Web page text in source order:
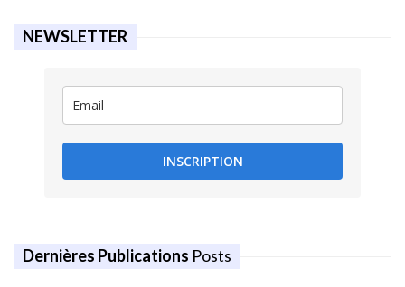
NEWSLETTER
INSCRIPTION
Dernières Publications Posts